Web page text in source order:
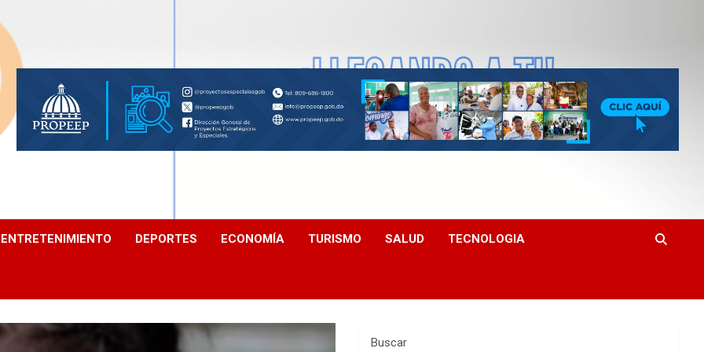
ENTRETENIMIENTO DEPORTES ECONOMÍA TURISMO SALUD TECNOLOGIA
Buscar